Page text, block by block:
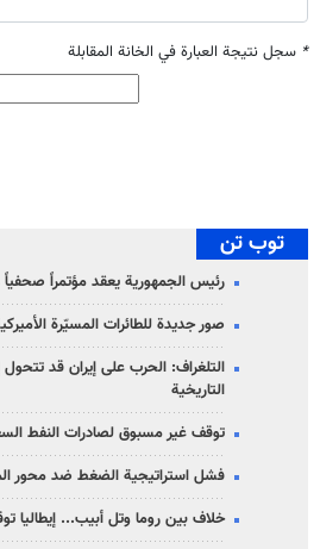
* سجل نتيجة العبارة في الخانة المقابلة
توب تن
رئيس الجمهورية يعقد مؤتمراً صحفياً
صور جديدة للطائرات المسيّرة
التلغراف: الحرب على إيران قد تتحول
التاريخية
توقف غير مسبوق لصادرات النفط
فشل استراتيجية الضغط ضد محور
خلاف بين روما وتل أبيب... إيطاليا